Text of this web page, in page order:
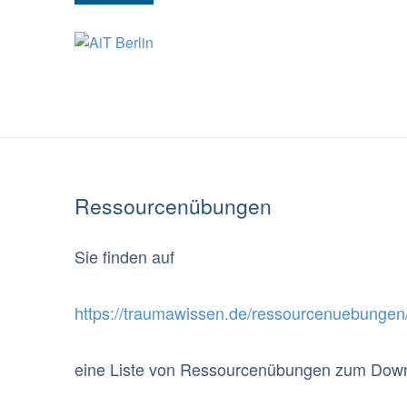
Ressourcenübungen
Sie finden auf
https://traumawissen.de/
eine Liste von Ressourcenübungen zum